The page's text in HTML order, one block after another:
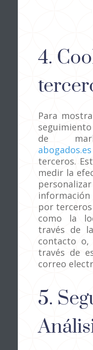
4.
Para
de
abogados.es
terceros.
medir la
por
como la
través de
contacto
través de
correo
5.